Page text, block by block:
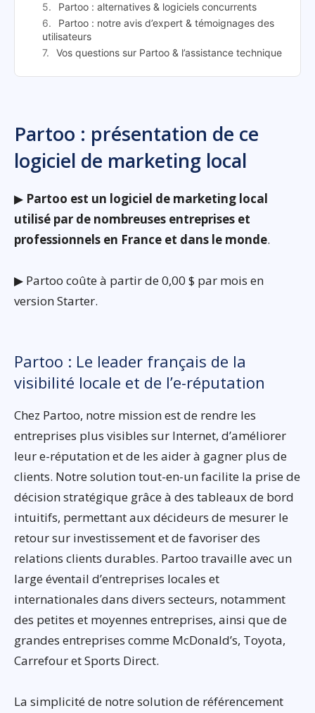
Partoo : alternatives & logiciels concurrents
Partoo : notre avis d’expert & témoignages des
utilisateurs
Vos questions sur Partoo & l’assistance technique
Partoo : présentation de ce
logiciel de marketing local
▶ Partoo est un logiciel de marketing local
utilisé par de nombreuses entreprises et
professionnels en France et dans le monde.
▶ Partoo coûte à partir de 0,00 $ par mois en
version Starter.
Partoo : Le leader français de la
visibilité locale et de l’e-réputation
Chez Partoo, notre mission est de rendre les
entreprises plus visibles sur Internet, d’améliorer
leur e-réputation et de les aider à gagner plus de
clients. Notre solution tout-en-un facilite la prise de
décision stratégique grâce à des tableaux de bord
intuitifs, permettant aux décideurs de mesurer le
retour sur investissement et de favoriser des
relations clients durables. Partoo travaille avec un
large éventail d’entreprises locales et
internationales dans divers secteurs, notamment
des petites et moyennes entreprises, ainsi que de
grandes entreprises comme McDonald’s, Toyota,
Carrefour et Sports Direct.
La simplicité de notre solution de référencement